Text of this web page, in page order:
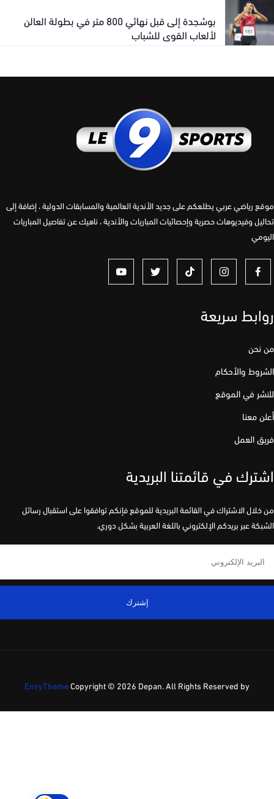
بوشجدة إلى قبل نهائي 800 متر في بطولة العالن
لألعاب القوى للشباب
رياضي عربي يطلعكم على جديد الأندية العالمية والمسابقات الدولية ، إضافة إلى
وفيديوهات حصرية وإحصائيات المباريات والأندية ، ناهيك عن تفاصيل المباريات
سريعة
والأحكام
في الموقع
معنا
العمل
في قائمتنا البريدية
الاشتراك في القائمة البريدية للموقع فإنكم توافقوا على استقبال رسائل
عبر بريدكم الإلكتروني باللغة العربية بشكل دوري.
إشترك
Copyright ©2026 Depan. All Rights Reserved by
EnvyTheme